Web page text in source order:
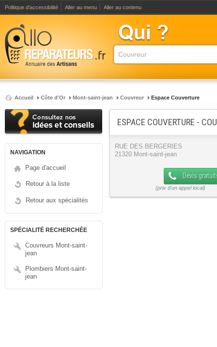
Politique d'accessibilité Aller au menu Aller au contenu
Accueil Côte d'Or Mont-saint-jean Couvreur Espace Couverture
NAVIGATION
Page d'accueil
Retour à la liste
Retour aux spécialités
SPÉCIALITÉ RECHERCHÉE
Couvreurs Mont-saint-
jean
Plombiers Mont-saint-
jean
ESPACE COUVERTURE -
RUE DES BERGERIES
21320 Mont-saint-jean
Devis